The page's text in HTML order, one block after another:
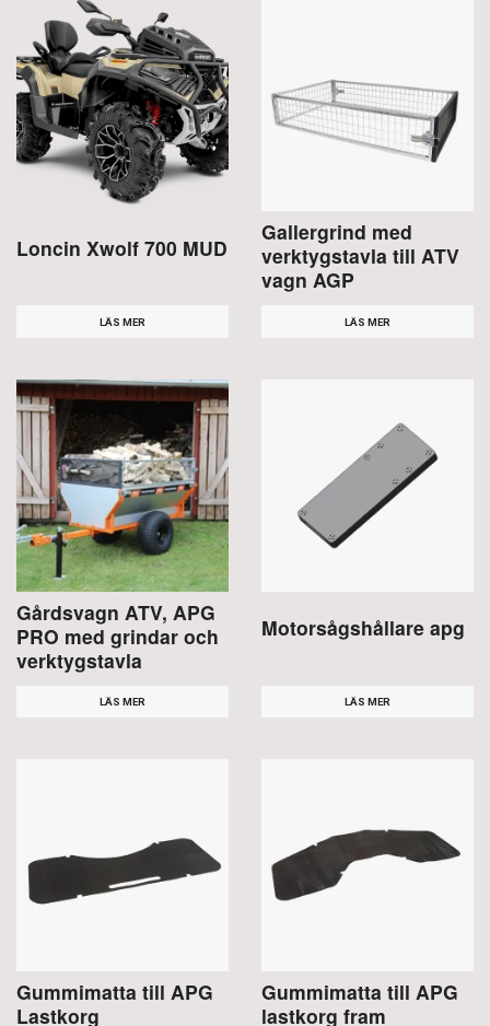
Loncin Xwolf 700 MUD
LÄS MER
Gallergrind med
verktygstavla till ATV
vagn AGP
LÄS MER
Gårdsvagn ATV, APG
PRO med grindar och
verktygstavla
LÄS MER
Motorsågshållare apg
LÄS MER
Gummimatta till APG
Lastkorg
Gummimatta till APG
lastkorg fram